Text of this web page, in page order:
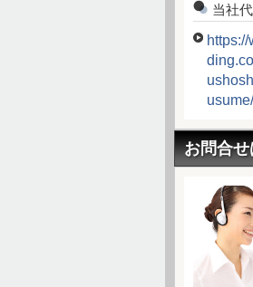
当社
usume/
お問合